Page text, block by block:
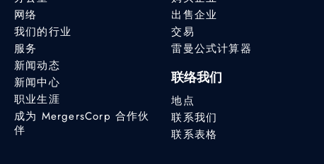
网络
我们的行业
服务
新闻动态
新闻中心
职业生涯
成为 MergersCorp 合作伙
伴
出售企业
交易
雷曼公式计算器
联络我们
地点
联系我们
联系表格